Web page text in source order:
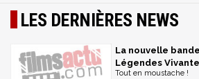
LES DERNIÈRES NEWS
La nouvelle
Légendes
Tout en moustache !